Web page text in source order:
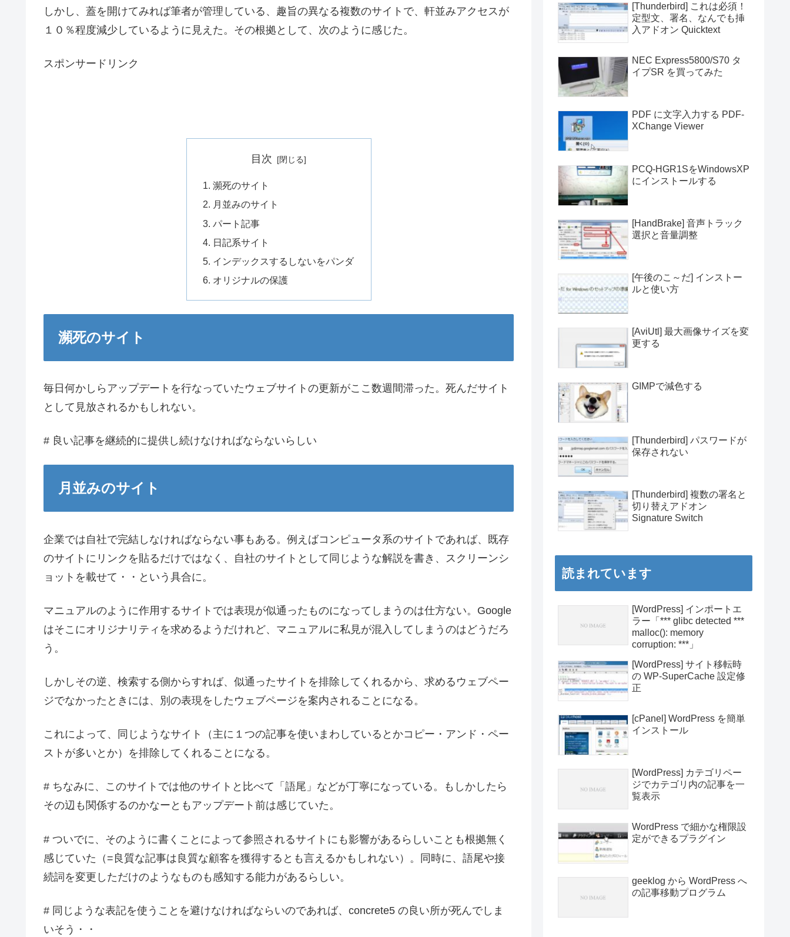
しかし、蓋を開けてみれば筆者が管理している、趣旨の異なる複数のサイトで、軒並みアクセスが
１０％程度減少しているように見えた。その根拠として、次のように感じた。
スポンサードリンク
目次
瀕死のサイト
月並みのサイト
パート記事
日記系サイト
インデックスするしないをパンダ
オリジナルの保護
瀕死のサイト
毎日何かしらアップデートを行なっていたウェブサイトの更新がここ数週間滞った。死んだサイト
として見放されるかもしれない。
# 良い記事を継続的に提供し続けなければならないらしい
月並みのサイト
企業では自社で完結しなければならない事もある。例えばコンピュータ系のサイトであれば、既存
のサイトにリンクを貼るだけではなく、自社のサイトとして同じような解説を書き、スクリーンシ
ョットを載せて・・という具合に。
マニュアルのように作用するサイトでは表現が似通ったものになってしまうのは仕方ない。Google
はそこにオリジナリティを求めるようだけれど、マニュアルに私見が混入してしまうのはどうだろ
う。
しかしその逆、検索する側からすれば、似通ったサイトを排除してくれるから、求めるウェブペー
ジでなかったときには、別の表現をしたウェブページを案内されることになる。
これによって、同じようなサイト（主に１つの記事を使いまわしているとかコピー・アンド・ペー
ストが多いとか）を排除してくれることになる。
# ちなみに、このサイトでは他のサイトと比べて「語尾」などが丁寧になっている。もしかしたら
その辺も関係するのかなーともアップデート前は感じていた。
# ついでに、そのように書くことによって参照されるサイトにも影響があるらしいことも根拠無く
感じていた（=良質な記事は良質な顧客を獲得するとも言えるかもしれない）。同時に、語尾や接
続詞を変更しただけのようなものも感知する能力があるらしい。
# 同じような表記を使うことを避けなければならいのであれば、concrete5 の良い所が死んでしま
いそう・・
[Thunderbird] これは必須！
定型文、署名、なんでも挿
入アドオン Quicktext
NEC Express5800/S70 タ
イプSR を買ってみた
PDF に文字入力する PDF-
XChange Viewer
PCQ-HGR1SをWindowsXP
にインストールする
[HandBrake] 音声トラック
選択と音量調整
[午後のこ～だ] インストー
ルと使い方
[AviUtl] 最大画像サイズを変
更する
GIMPで減色する
[Thunderbird] パスワードが
保存されない
[Thunderbird] 複数の署名と
切り替えアドオン
Signature Switch
読まれています
[WordPress] インポートエ
ラー「*** glibc detected ***
malloc(): memory
corruption: ***」
[WordPress] サイト移転時
の WP-SuperCache 設定修
正
[cPanel] WordPress を簡単
インストール
[WordPress] カテゴリペー
ジでカテゴリ内の記事を一
覧表示
WordPress で細かな権限設
定ができるプラグイン
geeklog から WordPress へ
の記事移動プログラム